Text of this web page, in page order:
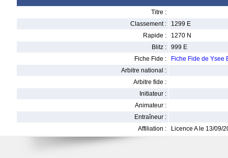
Titre :
Classement :
1299 E
Rapide :
1270 N
Blitz :
999 E
Fiche Fide :
Fiche Fide de Ysee
Arbitre national :
Arbitre fide :
Initiateur :
Animateur :
Entraîneur :
Affiliation :
Licence A le 13/09/